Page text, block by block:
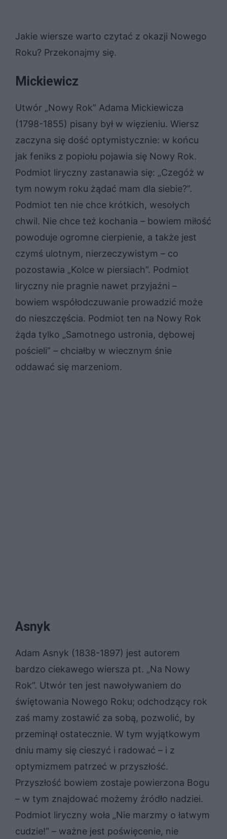
Jakie wiersze warto czytać z okazji Nowego
Roku? Przekonajmy się.
Mickiewicz
Utwór „Nowy Rok” Adama Mickiewicza
(1798-1855) pisany był w więzieniu. Wiersz
zaczyna się dość optymistycznie: w końcu
jak feniks z popiołu pojawia się Nowy Rok.
Podmiot liryczny zastanawia się: „Czegóż w
tym nowym roku żądać mam dla siebie?”.
Podmiot ten nie chce krótkich, wesołych
chwil. Nie chce też kochania – bowiem miłość
powoduje ogromne cierpienie, a także jest
czymś ulotnym, nierzeczywistym – co
pozostawia „Kolce w piersiach”. Podmiot
liryczny nie pragnie nawet przyjaźni –
bowiem współodczuwanie prowadzić może
do nieszczęścia. Podmiot ten na Nowy Rok
żąda tylko „Samotnego ustronia, dębowej
pościeli” – chciałby w wiecznym śnie
oddawać się marzeniom.
Asnyk
Adam Asnyk (1838-1897) jest autorem
bardzo ciekawego wiersza pt. „Na Nowy
Rok”. Utwór ten jest nawoływaniem do
świętowania Nowego Roku; odchodzący rok
zaś mamy zostawić za sobą, pozwolić, by
przeminął ostatecznie. W tym wyjątkowym
dniu mamy się cieszyć i radować – i z
optymizmem patrzeć w przyszłość.
Przyszłość bowiem zostaje powierzona Bogu
– w tym znajdować możemy źródło nadziei.
Podmiot liryczny woła „Nie marzmy o łatwym
cudzie!” – ważne jest poświęcenie, nie